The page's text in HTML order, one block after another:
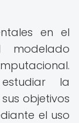
en el
la
objetivos
el uso